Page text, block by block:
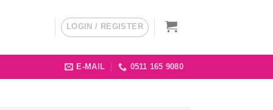
LOGIN / REGISTER
E-MAIL 0511 165 9080